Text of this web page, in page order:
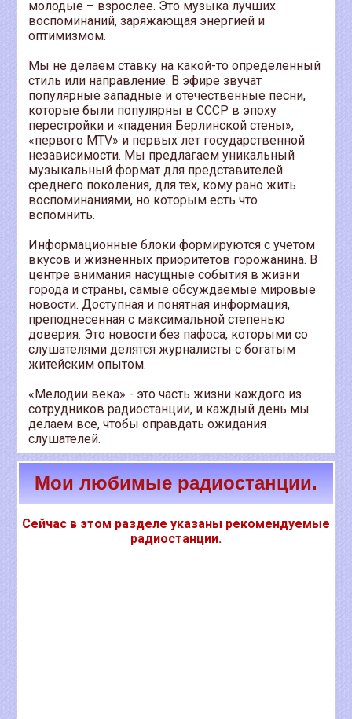
молодые – взрослее. Это музыка лучших
воспоминаний, заряжающая энергией и
оптимизмом.
Мы не делаем ставку на какой-то определенный
стиль или направление. В эфире звучат
популярные западные и отечественные песни,
которые были популярны в СССР в эпоху
перестройки и «падения Берлинской стены»,
«первого MTV» и первых лет государственной
независимости. Мы предлагаем уникальный
музыкальный формат для представителей
среднего поколения, для тех, кому рано жить
воспоминаниями, но которым есть что
вспомнить.
Информационные блоки формируются с учетом
вкусов и жизненных приоритетов горожанина. В
центре внимания насущные события в жизни
города и страны, самые обсуждаемые мировые
новости. Доступная и понятная информация,
преподнесенная с максимальной степенью
доверия. Это новости без пафоса, которыми со
слушателями делятся журналисты с богатым
житейским опытом.
«Мелодии века» - это часть жизни каждого из
сотрудников радиостанции, и каждый день мы
делаем все, чтобы оправдать ожидания
слушателей.
Мои любимые радиостанции.
Сейчас в этом разделе указаны рекомендуемые
радиостанции.